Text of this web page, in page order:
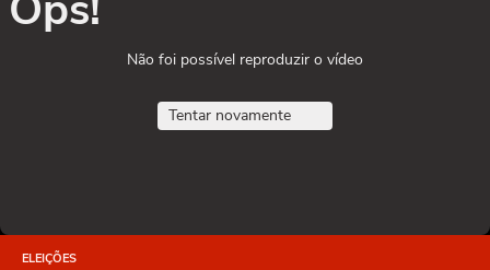
Não foi possível reproduzir o vídeo
Tentar novamente
ELEIÇÕES